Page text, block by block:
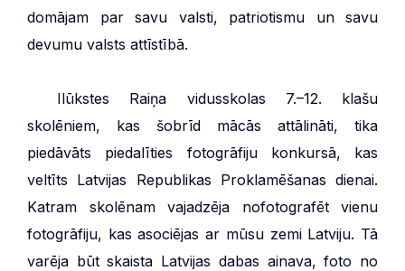
domājam par savu valsti, patriotismu un savu
devumu valsts attīstībā.
Ilūkstes Raiņa vidusskolas 7.–12. klašu
skolēniem, kas šobrīd mācās attālināti, tika
piedāvāts piedalīties fotogrāfiju konkursā, kas
veltīts Latvijas Republikas Proklamēšanas dienai.
Katram skolēnam vajadzēja nofotografēt vienu
fotogrāfiju, kas asociējas ar mūsu zemi Latviju. Tā
varēja būt skaista Latvijas dabas ainava, foto no